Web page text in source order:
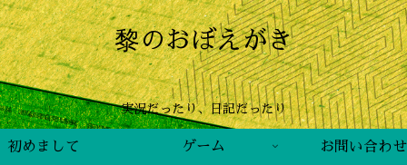
黎のおぼえがき
実況だったり、日記だったり
初めまして ゲーム お問い合わせ